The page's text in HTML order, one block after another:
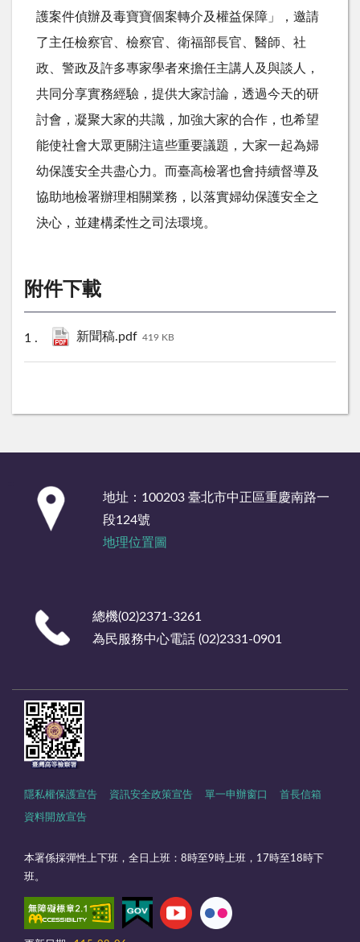
護案件偵辦及毒寶寶個案轉介及權益保障」，邀請
了主任檢察官、檢察官、衛福部長官、醫師、社
政、警政及許多專家學者來擔任主講人及與談人，
共同分享實務經驗，提供大家討論，透過今天的研
討會，凝聚大家的共識，加強大家的合作，也希望
能使社會大眾更關注這些重要議題，大家一起為婦
幼保護安全共盡心力。而臺高檢署也會持續督導及
協助地檢署辦理相關業務，以落實婦幼保護安全之
決心，並建構柔性之司法環境。
附件下載
新聞稿.pdf 419 KB
地址：100203 臺北市中正區重慶南路一
段124號
地理位置圖
總機(02)2371-3261
為民服務中心電話 (02)2331-0901
隱私權保護宣告 資訊安全政策宣告 單一申辦窗口 首長信箱
資料開放宣告
本署係採彈性上下班，全日上班：8時至9時上班，17時至18時下
班。